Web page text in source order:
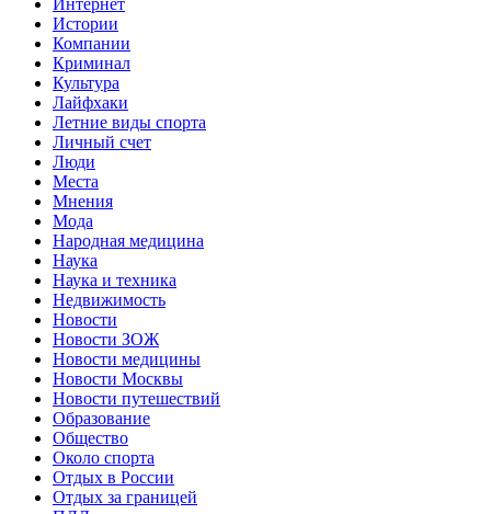
Интернет
Истории
Компании
Криминал
Культура
Лайфхаки
Летние виды спорта
Личный счет
Люди
Места
Мнения
Мода
Народная медицина
Наука
Наука и техника
Недвижимость
Новости
Новости ЗОЖ
Новости медицины
Новости Москвы
Новости путешествий
Образование
Общество
Около спорта
Отдых в России
Отдых за границей